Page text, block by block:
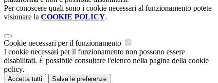
Per conoscere quali sono i cookie necessari al funzionamento potete
visionare la COOKIE POLICY.
Cookie necessari per il funzionamento
I cookie necessari per il funzionamento non possono essere
disabilitati. È possibile consultare l'elenco nella pagina della cookie
policy.
Accetta tutti Salva le preferenze